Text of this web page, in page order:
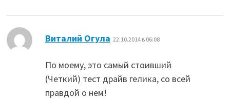
Виталий Огула 22.10.2014 в 06:08
По моему, это самый стоивший
(Четкий) тест драйв гелика, со всей
правдой о нем!